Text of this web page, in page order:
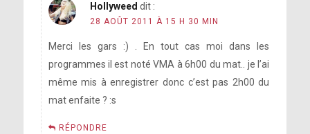
Hollyweed dit :
28 AOÛT 2011 À 15 H 30 MIN
Merci les gars :) . En tout cas moi dans les
programmes il est noté VMA à 6h00 du mat.. je l’ai
même mis à enregistrer donc c’est pas 2h00 du
mat enfaite ? :s
RÉPONDRE